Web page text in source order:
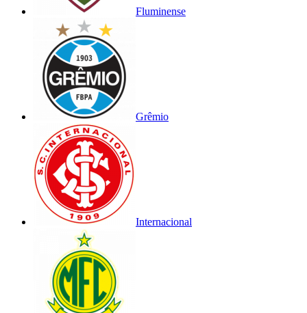
Fluminense
Grêmio
Internacional